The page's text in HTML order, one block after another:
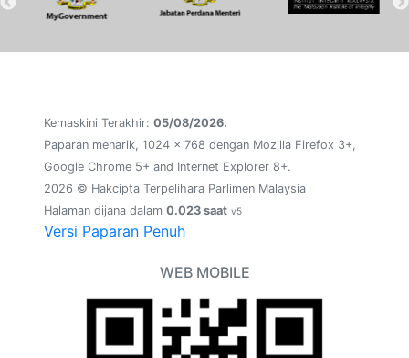
Kemaskini Terakhir: 05/08/2026.
Paparan menarik, 1024 x 768 dengan Mozilla Firefox 3+,
Google Chrome 5+ and Internet Explorer 8+.
2026 © Hakcipta Terpelihara Parlimen Malaysia
Halaman dijana dalam 0.023 saat v5
Versi Paparan Penuh
WEB MOBILE